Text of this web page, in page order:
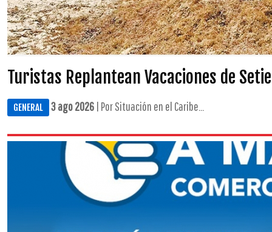
Turistas Replantean Vacaciones de
GENERAL 3 ago 2026 | Por Situación en el Caribe...